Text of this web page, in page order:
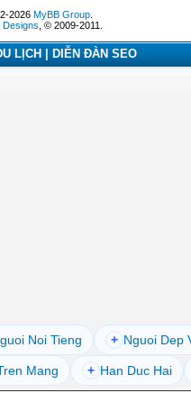
2026 MyBB Group.
Designs , © 2009-2011.
LỊCH | DIỄN ĐÀN SEO
Noi Tieng + Nguoi Dep
Mang + Han Duc Hai